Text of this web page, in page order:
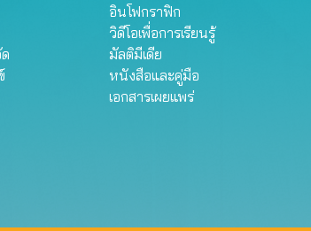
อินโฟกราฟิก
วิดีโอเพื่อการเรียนรู้
มัลติมีเดีย
หนังสือและคู่มือ
เอกสารเผยแพร่